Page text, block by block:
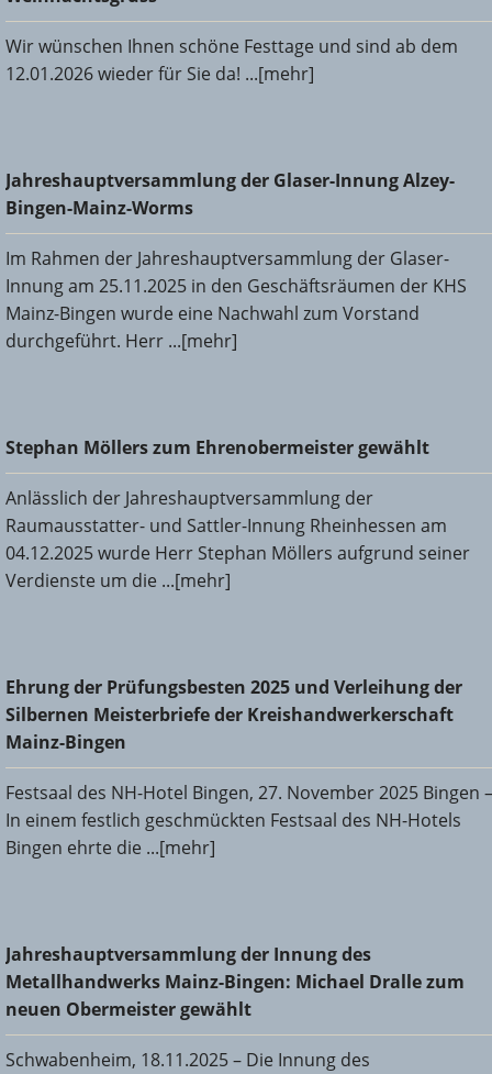
Wir wünschen Ihnen schöne Festtage und sind ab dem
12.01.2026 wieder für Sie da! ...[mehr]
Jahreshauptversammlung der Glaser-Innung Alzey-Bingen-
Mainz-Worms
Jahreshauptversammlung der Glaser-Innung Alzey-
Bingen-Mainz-Worms
Im Rahmen der Jahreshauptversammlung der Glaser-
Innung am 25.11.2025 in den Geschäftsräumen der KHS
Mainz-Bingen wurde eine Nachwahl zum Vorstand
durchgeführt. Herr ...[mehr]
Stephan Möllers zum Ehrenobermeister gewählt
Stephan Möllers zum Ehrenobermeister gewählt
Anlässlich der Jahreshauptversammlung der
Raumausstatter- und Sattler-Innung Rheinhessen am
04.12.2025 wurde Herr Stephan Möllers aufgrund seiner
Verdienste um die ...[mehr]
Ehrung der Prüfungsbesten 2025 und Verleihung der
Silbernen Meisterbriefe der Kreishandwerkerschaft Mainz-
Bingen
Ehrung der Prüfungsbesten 2025 und Verleihung der
Silbernen Meisterbriefe der Kreishandwerkerschaft
Mainz-Bingen
Festsaal des NH-Hotel Bingen, 27. November 2025 Bingen –
In einem festlich geschmückten Festsaal des NH-Hotels
Bingen ehrte die ...[mehr]
Jahreshauptversammlung der Innung des
Metallhandwerks Mainz-Bingen: Michael Dralle zum neuen
Obermeister gewählt
Jahreshauptversammlung der Innung des
Metallhandwerks Mainz-Bingen: Michael Dralle zum
neuen Obermeister gewählt
Schwabenheim, 18.11.2025 – Die Innung des